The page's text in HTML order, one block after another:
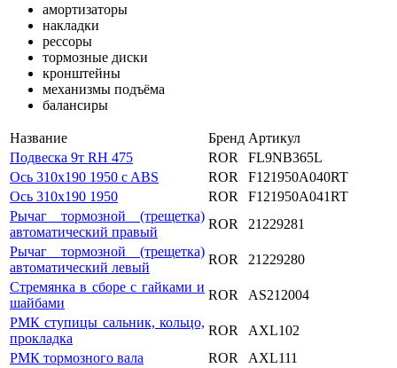
амортизаторы
накладки
рессоры
тормозные диски
кронштейны
механизмы подъёма
балансиры
Название Бренд Артикул
Подвеска 9т RH 475
ROR
FL9NB365L
Ось 310x190 1950 c ABS
ROR
F121950A040RT
Ось 310x190 1950
ROR
F121950A041RT
Рычаг тормозной (трещетка)
автоматический правый
ROR
21229281
Рычаг тормозной (трещетка)
автоматический левый
ROR
21229280
Стремянка в сборе с гайками и
шайбами
ROR
AS212004
РМК ступицы сальник, кольцо,
прокладка
ROR
AXL102
РМК тормозного вала
ROR
AXL111